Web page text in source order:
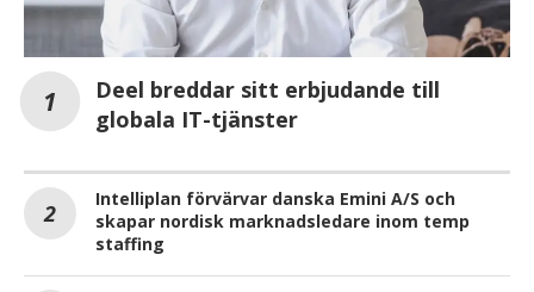
Deel breddar sitt erbjudande till
globala IT-tjänster
Intelliplan förvärvar danska Emini A/S och
skapar nordisk marknadsledare inom temp
staffing